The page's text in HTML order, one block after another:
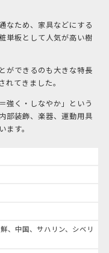
なため、家具などにする
単板として人気が高い樹
ができるのも大きな特長
れてきました。
強く・しなやか」という
部装飾、楽器、運動用具
ます。
、中国、サハリン、シベリ